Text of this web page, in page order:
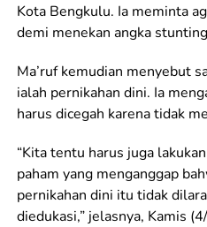
Kota Bengkulu. Ia meminta
demi menekan angka
Ma’ruf kemudian menyebut
ialah pernikahan dini. Ia
harus dicegah karena tidak
“Kita tentu harus juga
paham yang menganggap
pernikahan dini itu tidak
diedukasi,” jelasnya, Kamis